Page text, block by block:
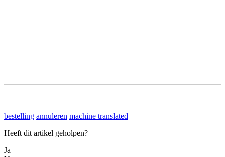
bestelling annuleren machine translated
Heeft dit artikel geholpen?
Ja